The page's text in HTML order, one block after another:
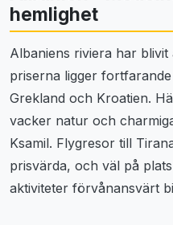
hemlighet
Albaniens riviera har
priserna ligger
Grekland och Kroatien.
vacker natur och
Ksamil. Flygresor till
prisvärda, och väl på
aktiviteter förvånansvärt